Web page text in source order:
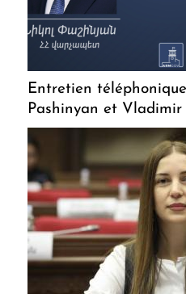
Entretien
Pashinyan et Vladimir